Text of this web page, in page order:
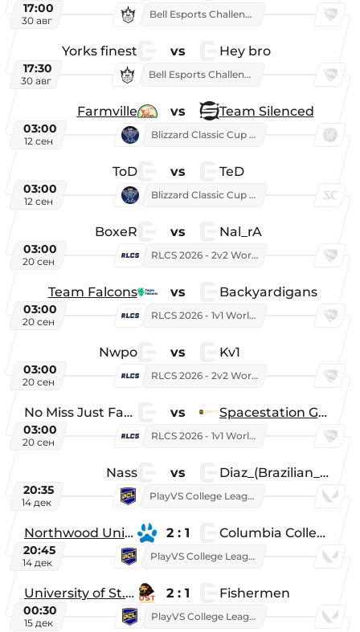
17:00
30 авг
Bell Esports Challenge 2026
Yorks finest vs Hey bro
17:30
30 авг
Bell Esports Challenge 2026
Farmville vs Team Silenced
03:00
12 сен
Blizzard Classic Cup 2026
ToD vs TeD
03:00
12 сен
Blizzard Classic Cup 2026
BoxeR vs Nal_rA
03:00
20 сен
RLCS 2026 - 2v2 World Championship
Team Falcons vs Backyardigans
03:00
20 сен
RLCS 2026 - 1v1 World Championship
Nwpo vs Kv1
03:00
20 сен
RLCS 2026 - 2v2 World Championship
No Miss Just Fake vs Spacestation Gaming
03:00
20 сен
RLCS 2026 - 1v1 World Championship
Nass vs Diaz_(Brazilian_Player)
20:35
14 дек
PlayVS College League 2025: Fall
Northwood University 2 : 1 Columbia College
20:45
14 дек
PlayVS College League 2025: Fall
University of St. Thomas 2 : 1 Fishermen
00:30
15 дек
PlayVS College League 2025: Fall